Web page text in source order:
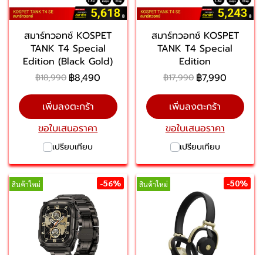
สมาร์ทวอทช์ KOSPET
TANK T4 Special
Edition (Black Gold)
฿18,990 ฿8,490
เพิ่มลงตะกร้า
ขอใบเสนอราคา
เปรียบเทียบ
สมาร์ทวอทช์ KOSPET
TANK T4 Special
Edition
฿17,990 ฿7,990
เพิ่มลงตะกร้า
ขอใบเสนอราคา
เปรียบเทียบ
สินค้าใหม่ -56% สินค้าใหม่ -50%